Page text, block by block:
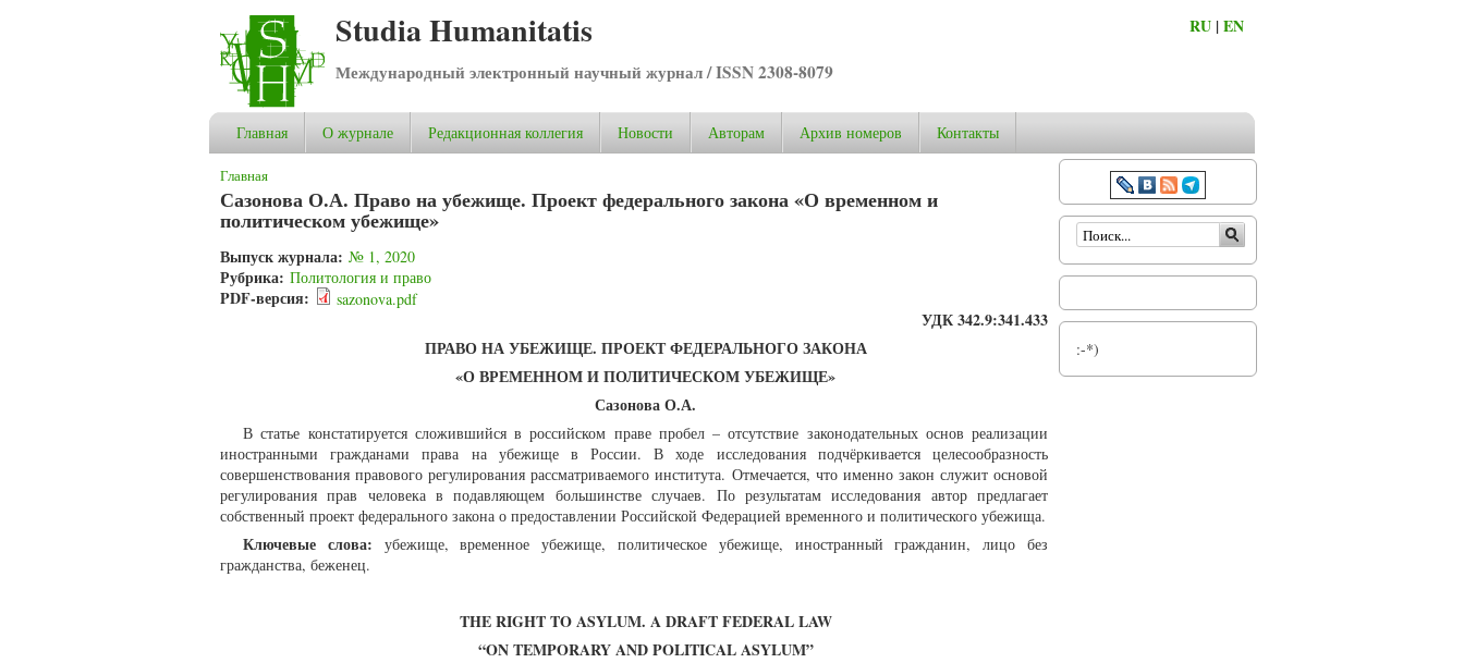
Studia Humanitatis
Международный электронный научный журнал / ISSN 2308-8079
RU |EN
Главная О журнале Редакционная коллегия Новости Авторам Архив номеров Контакты
Вы здесь
Главная
Сазонова О.А. Право на убежище. Проект федерального закона «О временном и
политическом убежище»
Выпуск журнала: № 1, 2020
Рубрика: Политология и право
PDF-версия: sazonova.pdf
УДК 342.9:341.433
ПРАВО НА УБЕЖИЩЕ. ПРОЕКТ ФЕДЕРАЛЬНОГО ЗАКОНА
«О ВРЕМЕННОМ И ПОЛИТИЧЕСКОМ УБЕЖИЩЕ»
Сазонова О.А.
В статье констатируется сложившийся в российском праве пробел – отсутствие законодательных основ реализации
иностранными гражданами права на убежище в России. В ходе исследования подчёркивается целесообразность
совершенствования правового регулирования рассматриваемого института. Отмечается, что именно закон служит основой
регулирования прав человека в подавляющем большинстве случаев. По результатам исследования автор предлагает
собственный проект федерального закона о предоставлении Российской Федерацией временного и политического убежища.
Ключевые слова: убежище, временное убежище, политическое убежище, иностранный гражданин, лицо без
гражданства, беженец.
THERIGHT TO ASYLUM. A DRAFT FEDERAL LAW
“ONTEMPORARY AND POLITICAL ASYLUM”
Форма поиска
:-*)